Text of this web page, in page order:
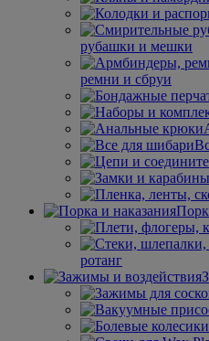
рубашки и мешки
ремни и сбруи
ротанг